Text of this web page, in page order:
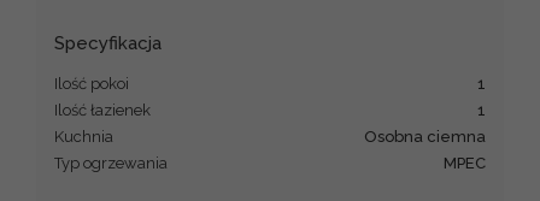
Specyfikacja
Ilość pokoi
1
Ilość łazienek
1
Kuchnia
Osobna ciemna
Typ ogrzewania
MPEC